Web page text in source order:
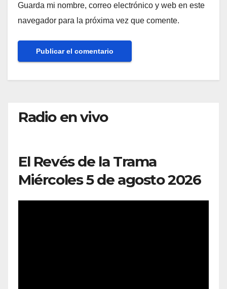
Guarda mi nombre, correo electrónico y web en este
navegador para la próxima vez que comente.
Radio en vivo
El Revés de la Trama
Miércoles 5 de agosto 2026